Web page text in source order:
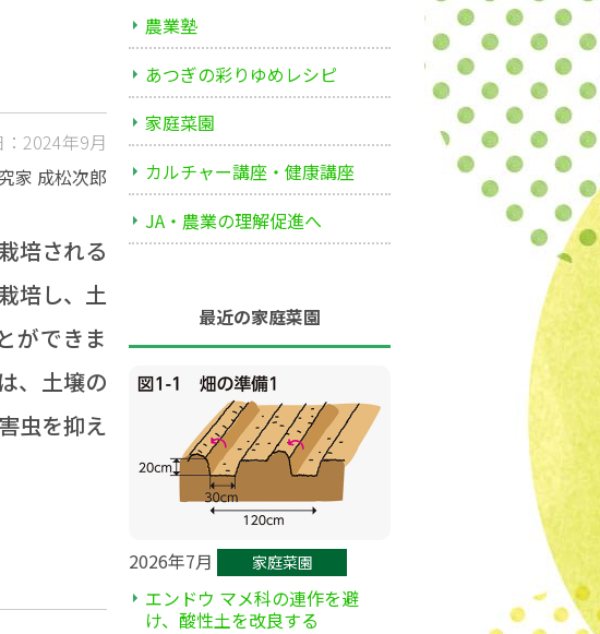
2024年9月
家 成松次郎
培される
培し、土
ができま
、土壌の
虫を抑え
農業塾
あつぎの彩りゆめレシピ
家庭菜園
カルチャー講座・健康講座
JA・農業の理解促進へ
最近の家庭菜園
2026年7月 家庭菜園
エンドウ マメ科の連作を避
け、酸性土を改良する